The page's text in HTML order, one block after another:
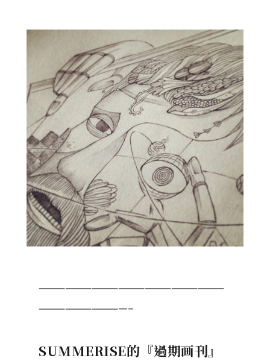
—————————————————————
——————————–
SUMMERISE的『過期画刊』